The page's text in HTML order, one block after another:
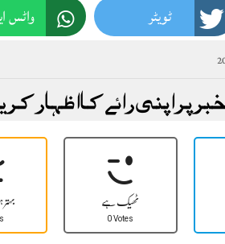
ٹویٹر واٹس
پر اپنی رائے کا اظہار
ٹھیک ہے
0 Votes